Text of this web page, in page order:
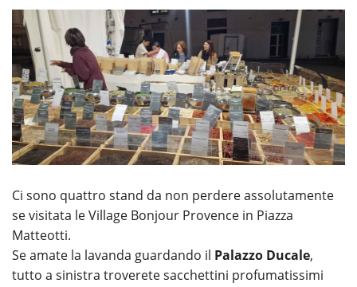
Ci sono quattro stand da non perdere assolutamente
se visitata le Village Bonjour Provence in Piazza
Matteotti.
Se amate la lavanda guardando il Palazzo Ducale,
tutto a sinistra troverete sacchettini profumatissimi